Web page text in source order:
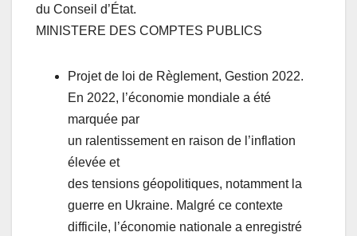
du Conseil d’État.
MINISTERE DES COMPTES PUBLICS
Projet de loi de Règlement, Gestion 2022.
En 2022, l’économie mondiale a été
marquée par
un ralentissement en raison de l’inflation
élevée et
des tensions géopolitiques, notamment la
guerre en Ukraine. Malgré ce contexte
difficile, l’économie nationale a enregistré